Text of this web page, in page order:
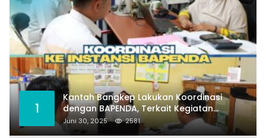
1
Kantah Bangkep Lakukan Koordinasi
dengan BAPENDA, Terkait Kegiatan
Fasilitasi Penilaian Tanah dan Ekonomi
Pertanahan
Juni 30, 2025 2581